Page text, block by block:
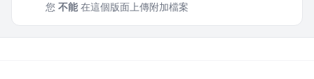
您 不能在這個版面上傳附加檔案